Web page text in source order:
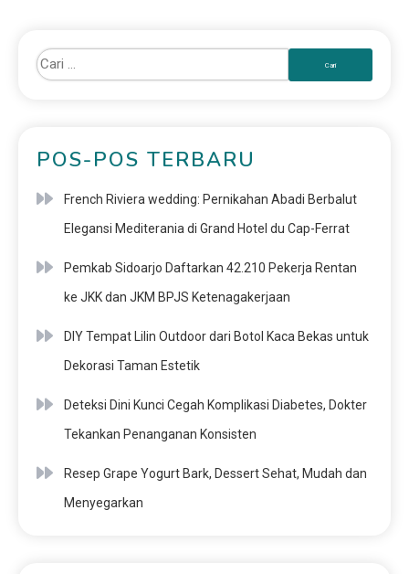
POS-POS TERBARU
French Riviera wedding: Pernikahan Abadi Berbalut
Elegansi Mediterania di Grand Hotel du Cap-Ferrat
Pemkab Sidoarjo Daftarkan 42.210 Pekerja Rentan
ke JKK dan JKM BPJS Ketenagakerjaan
DIY Tempat Lilin Outdoor dari Botol Kaca Bekas untuk
Dekorasi Taman Estetik
Deteksi Dini Kunci Cegah Komplikasi Diabetes, Dokter
Tekankan Penanganan Konsisten
Resep Grape Yogurt Bark, Dessert Sehat, Mudah dan
Menyegarkan